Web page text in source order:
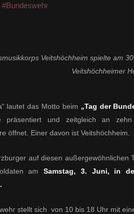
#Bundeswehr
Veitshöchheim spielte am
Veitshöchheimer
lautet das Motto beim „Tag der
präsentiert und zeitgleich an
öffnet. Einer davon ist Veitshöchheim.
auf diesen außergewöhnlichen
am Samstag, 3. Juni, in
stellt sich von 10 bis 18 Uhr mit